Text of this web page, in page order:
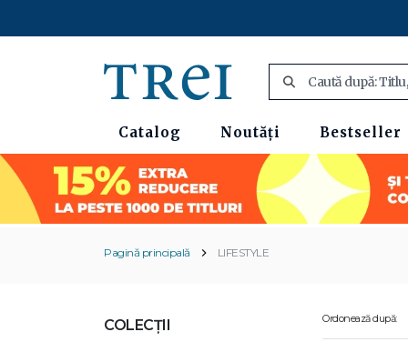
Catalog Noutăți Bestseller
Pagină principală LIFESTYLE
COLECȚII Ordonează după: